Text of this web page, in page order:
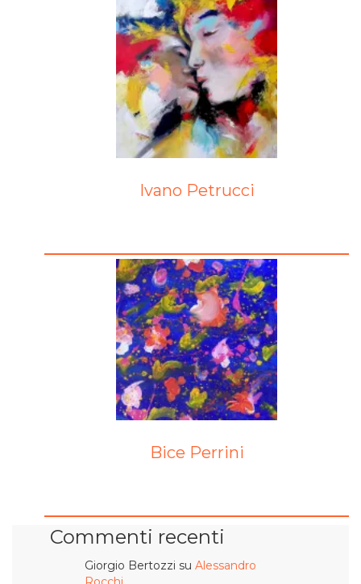
Ivano Petrucci
Bice Perrini
Commenti recenti
Giorgio Bertozzi su Alessandro